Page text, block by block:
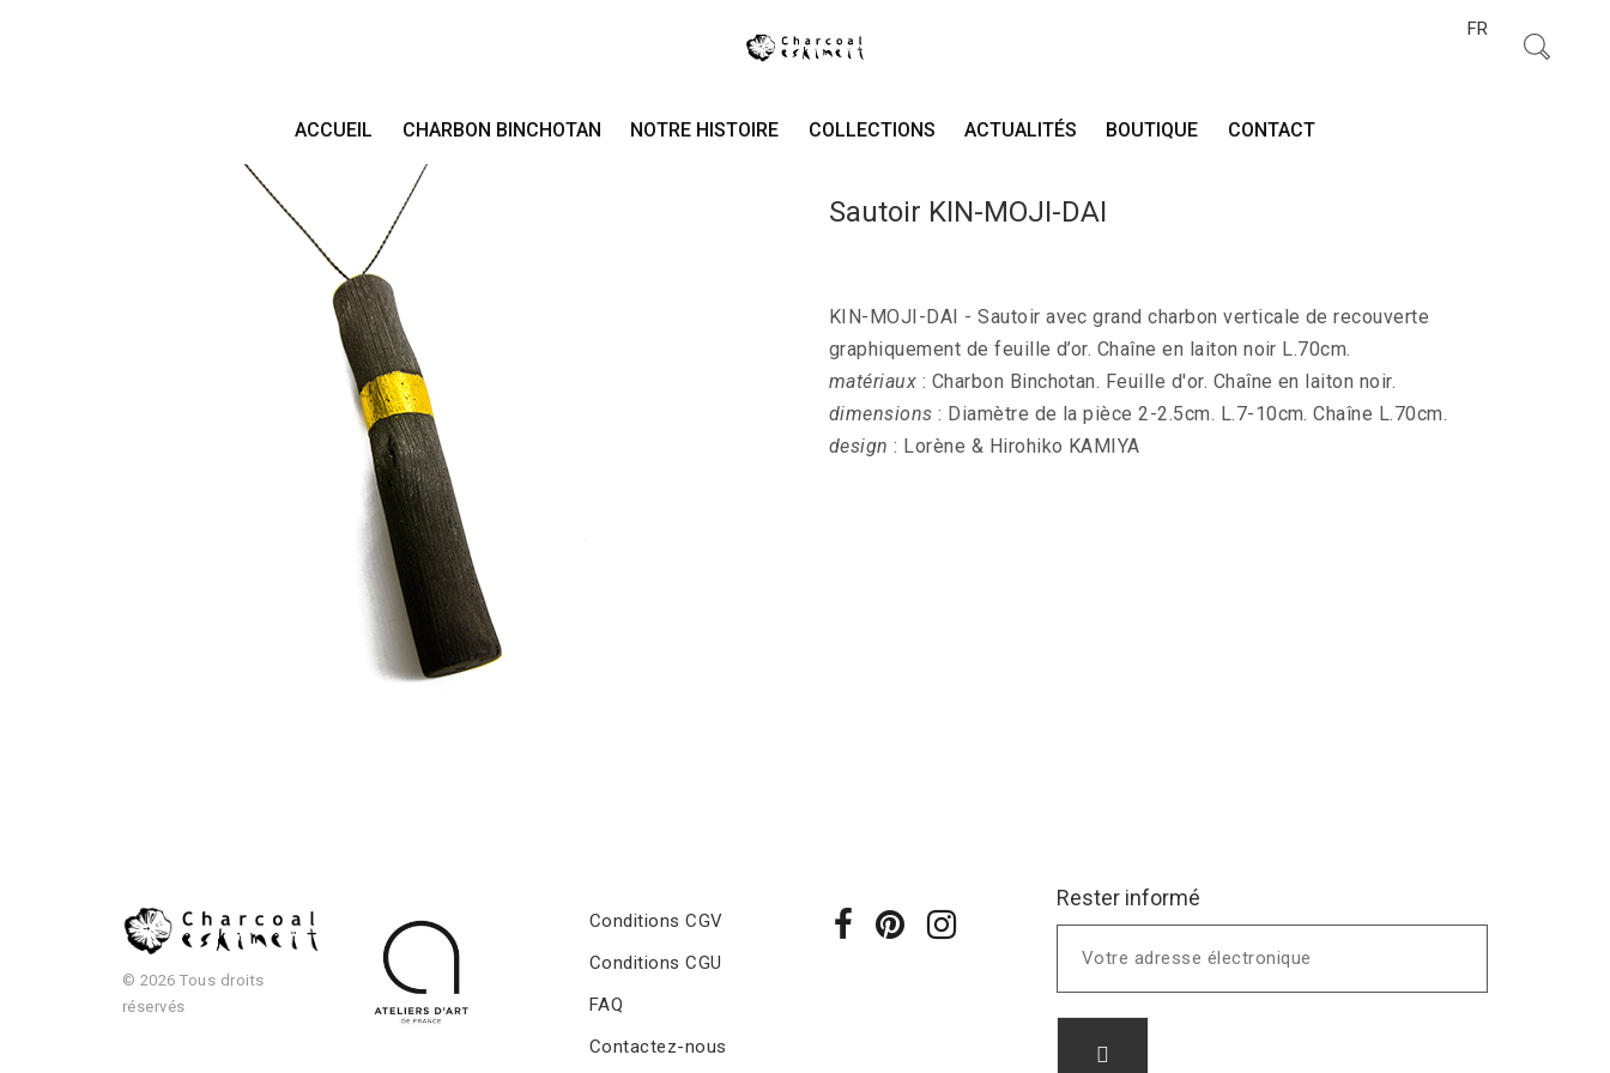
FR
ACCUEIL CHARBON BINCHOTAN NOTRE HISTOIRE COLLECTIONS ACTUALITÉS BOUTIQUE CONTACT
Sautoir KIN-MOJI-DAI
KIN-MOJI-DAI - Sautoir avec grand charbon verticale de recouverte
graphiquement de feuille d’or. Chaîne en laiton noir L.70cm.
matériaux : Charbon Binchotan. Feuille d'or. Chaîne en laiton noir.
dimensions : Diamètre de la pièce 2-2.5cm. L.7-10cm. Chaîne L.70cm.
design : Lorène & Hirohiko KAMIYA
© 2026 Tous droits
réservés
Conditions CGV
Conditions CGU
FAQ
Contactez-nous
Rester informé